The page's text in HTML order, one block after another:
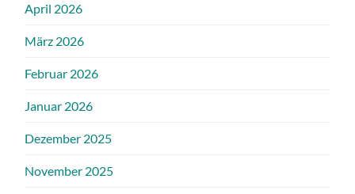
April 2026
März 2026
Februar 2026
Januar 2026
Dezember 2025
November 2025